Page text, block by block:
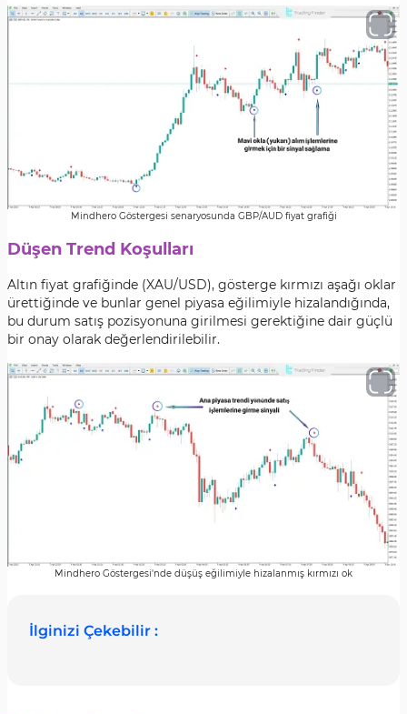
Mindhero Göstergesi senaryosunda GBP/AUD fiyat grafiği
Düşen Trend Koşulları
Altın fiyat grafiğinde (XAU/USD), gösterge kırmızı aşağı oklar
ürettiğinde ve bunlar genel piyasa eğilimiyle hizalandığında,
bu durum satış pozisyonuna girilmesi gerektiğine dair güçlü
bir onay olarak değerlendirilebilir.
Mindhero Göstergesi'nde düşüş eğilimiyle hizalanmış kırmızı ok
İlginizi Çekebilir :